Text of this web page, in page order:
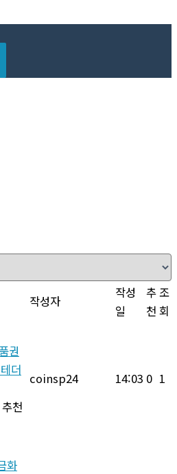
작성자
작성
일
추
천
조
회
권
더
추천
coinsp24 14:03 0 1
화